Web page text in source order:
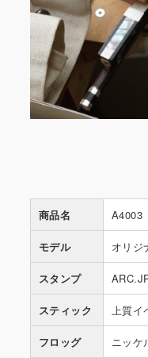
商品名 A4003
モデル オリジ
スタンプ
スティック 上質イ
フロッグ ニッケ